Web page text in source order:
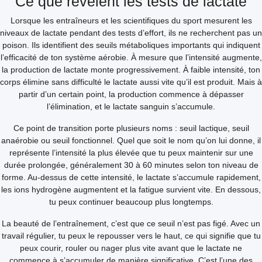
Lorsque les entraîneurs et les scientifiques du sport mesurent les
niveaux de lactate pendant des tests d’effort, ils ne recherchent pas un
poison. Ils identifient des seuils métaboliques importants qui indiquent
l’efficacité de ton système aérobie. À mesure que l’intensité augmente,
la production de lactate monte progressivement. À faible intensité, ton
corps élimine sans difficulté le lactate aussi vite qu’il est produit. Mais à
partir d’un certain point, la production commence à dépasser
l’élimination, et le lactate sanguin s’accumule.
Ce point de transition porte plusieurs noms : seuil lactique, seuil
anaérobie ou seuil fonctionnel. Quel que soit le nom qu’on lui donne, il
représente l’intensité la plus élevée que tu peux maintenir sur une
durée prolongée, généralement 30 à 60 minutes selon ton niveau de
forme. Au-dessus de cette intensité, le lactate s’accumule rapidement,
les ions hydrogène augmentent et la fatigue survient vite. En dessous,
tu peux continuer beaucoup plus longtemps.
La beauté de l’entraînement, c’est que ce seuil n’est pas figé. Avec un
travail régulier, tu peux le repousser vers le haut, ce qui signifie que tu
peux courir, rouler ou nager plus vite avant que le lactate ne